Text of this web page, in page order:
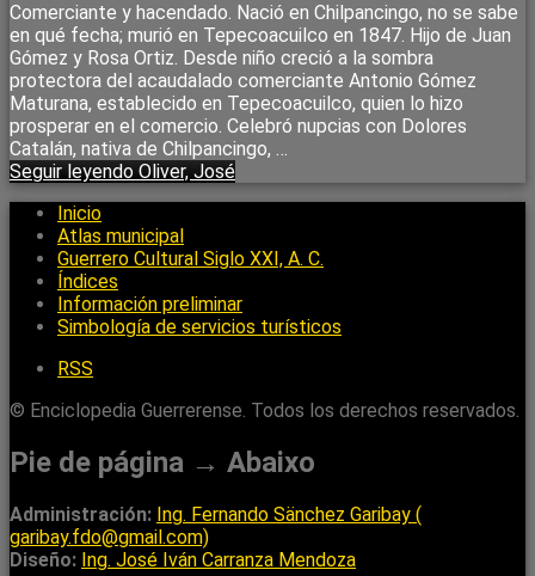
Comerciante y hacendado. Nació en Chilpancingo, no se sabe
en qué fecha; murió en Tepecoacuilco en 1847. Hijo de Juan
Gómez y Rosa Ortiz. Desde niño creció a la sombra
protectora del acaudalado comerciante Antonio Gómez
Maturana, establecido en Tepecoacuilco, quien lo hizo
prosperar en el comercio. Celebró nupcias con Dolores
Catalán, nativa de Chilpancingo, …
Seguir leyendo Oliver, José
Inicio
Atlas municipal
Guerrero Cultural Siglo XXI, A. C.
Índices
Información preliminar
Simbología de servicios turísticos
RSS
© Enciclopedia Guerrerense. Todos los derechos reservados.
Pie de página → Abaixo
Administración: Ing. Fernando Sänchez Garibay (
garibay.fdo@gmail.com)
Diseño: Ing. José Iván Carranza Mendoza